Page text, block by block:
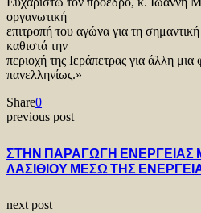
οργανωτική
επιτροπή του αγώνα για τη
καθιστά την
περιοχή της Ιεράπετρας για άλλη
πανελληνίως.»
Share0
previous post
ΣΤΗΝ ΠΑΡΑΓΩΓΗ ΕΝΕΡΓΕΙΑΣ
ΛΑΣΙΘΙΟΥ ΜΕΣΩ ΤΗΣ
next post